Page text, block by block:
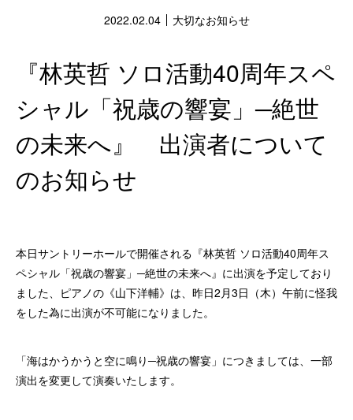
2022.02.04 大切なお知らせ
『林英哲 ソロ活動40周年スペ
シャル「祝歳の響宴」─絶世
の未来へ』 出演者について
のお知らせ
本日サントリーホールで開催される『林英哲 ソロ活動40周年ス
ペシャル「祝歳の響宴」─絶世の未来へ』に出演を予定しており
ました、ピアノの《山下洋輔》は、昨日2月3日（木）午前に怪我
をした為に出演が不可能になりました。
「海はかうかうと空に鳴り─祝歳の響宴」につきましては、一部
演出を変更して演奏いたします。